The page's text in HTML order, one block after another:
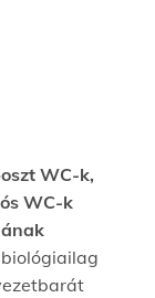
WC-k,
WC-k